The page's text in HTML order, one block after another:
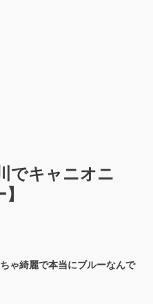
でキャニオニ
ゃ綺麗で本当にブルーなんで